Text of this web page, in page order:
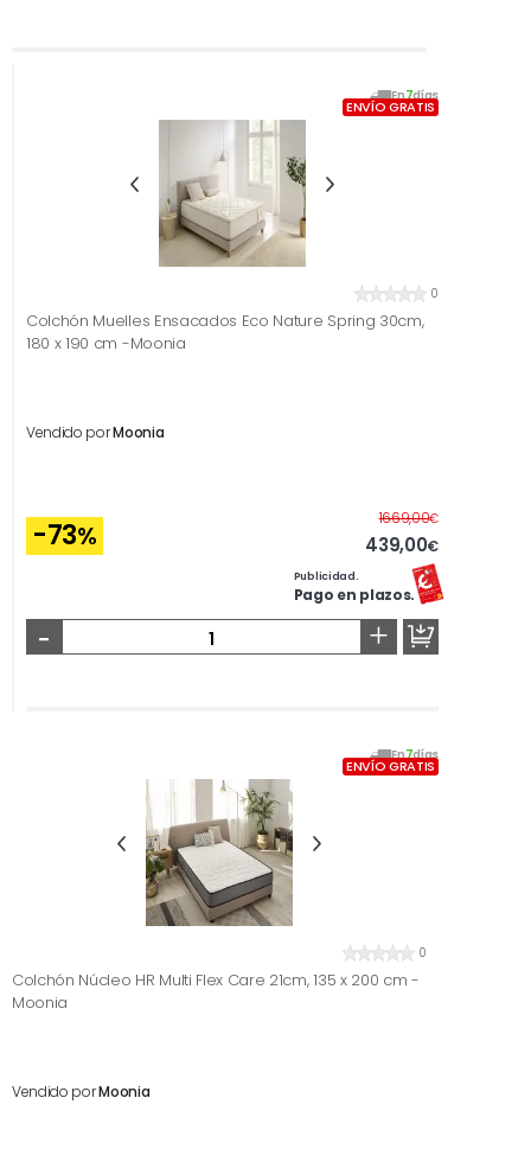
En7días
ENVÍO GRATIS
0
Colchón Muelles Ensacados Eco Nature Spring 30cm,
180 x 190 cm -Moonia
Vendido porMoonia
-73%
1669,00€Antes
439,00€
Publicidad.
Pago en plazos.
- +
En7días
ENVÍO GRATIS
0
Colchón Núcleo HR Multi Flex Care 21cm, 135 x 200 cm -
Moonia
Vendido porMoonia